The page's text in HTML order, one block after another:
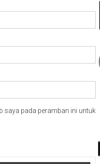
saya pada peramban ini untuk